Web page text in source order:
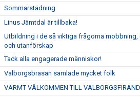
Sommarstädning
Linus Jämtdal är tillbaka!
Utbildning i de så viktiga frågorna mobbning,
och utanförskap
Tack alla engagerade människor!
Valborgsbrasan samlade mycket folk
VARMT VÄLKOMMEN TILL